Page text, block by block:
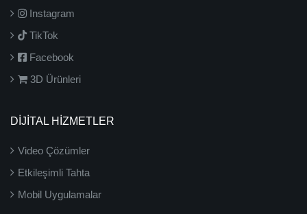
Instagram
TikTok
Facebook
3D Ürünleri
DİJİTAL HİZMETLER
Video Çözümler
Etkileşimli Tahta
Mobil Uygulamalar